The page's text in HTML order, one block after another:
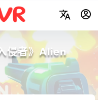
侵者》Alien